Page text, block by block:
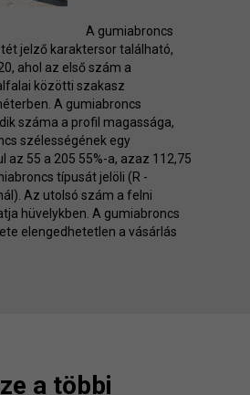
A gumiabroncs
jelző karaktersor található,
ahol az első szám a
közötti szakasz
A gumiabroncs
száma a profil magassága,
szélességének egy
az 55 a 205 55%-a, azaz 112,75
típusát jelöli (R -
Az utolsó szám a felni
hüvelykben. A gumiabroncs
elengedhetetlen a vásárlás
a többi